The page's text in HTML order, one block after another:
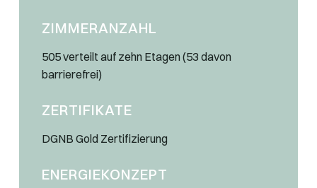
ZIMMERANZAHL
505 verteilt auf zehn Etagen (53 davon
barrierefrei)
ZERTIFIKATE
DGNB Gold Zertifizierung
ENERGIEKONZEPT